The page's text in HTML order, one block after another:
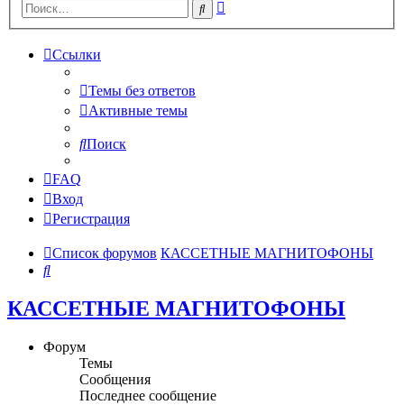
Поиск
Ссылки
Темы без ответов
Активные темы
Поиск
FAQ
Вход
Регистрация
Список форумов КАССЕТНЫЕ МАГНИТОФОНЫ
Поиск
КАССЕТНЫЕ МАГНИТОФОНЫ
Форум
Темы
Сообщения
Последнее сообщение